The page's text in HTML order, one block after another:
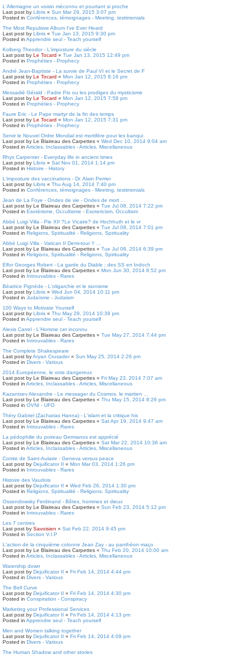
L'Allemagne un voisin méconnu et pourtant si proche
Last post by Libris « Sun Mar 29, 2015 3:07 pm
Posted in Conférences, témoignages - Meeting, testimonials
The Most Repulsive Album I've Ever Heard
Last post by Libris « Tue Jan 13, 2015 9:30 pm
Posted in Apprendre seul - Teach yourself
Kolberg Theodor - L'imposture du siècle
Last post by Le Tocard « Tue Jan 13, 2015 12:49 pm
Posted in Prophéties - Prophecy
André Jean-Baptiste - La survie de Paul VI et le Secret de F
Last post by Le Tocard « Mon Jan 12, 2015 8:16 pm
Posted in Prophéties - Prophecy
Messadié Gérald - Padre Pio ou les prodiges du mysticisme
Last post by Le Tocard « Mon Jan 12, 2015 7:58 pm
Posted in Prophéties - Prophecy
Faure Eric - Le Pape martyr de la fin des temps
Last post by Le Tocard « Mon Jan 12, 2015 7:31 pm
Posted in Prophéties - Prophecy
Servir le Nouvel Ordre Mondial est mortifère pour les banqui
Last post by Le Blaireau des Carpettes « Wed Dec 10, 2014 9:04 am
Posted in Articles, Inclassables - Articles, Miscellaneous
Rhys Carpenter - Everyday life in ancient times
Last post by Libris « Sat Nov 01, 2014 1:14 pm
Posted in Histoire - History
L'imposture des vaccinations - Dr. Alain Perrier
Last post by Libris « Thu Aug 14, 2014 7:40 pm
Posted in Conférences, témoignages - Meeting, testimonials
Jean de La Foye - Ondes de vie - Ondes de mort ...
Last post by Le Blaireau des Carpettes « Tue Jul 08, 2014 7:22 pm
Posted in Esotérisme, Occultisme - Esotericism, Occultism
Abbé Luigi Villa - Pie XII ?Le Vicaire? de Hochhuth et le vr
Last post by Le Blaireau des Carpettes « Tue Jul 08, 2014 7:01 pm
Posted in Religions, Spiritualité - Religions, Spirituality
Abbé Luigi Villa - Vatican II Demi-tour !! ...
Last post by Le Blaireau des Carpettes « Tue Jul 08, 2014 6:39 pm
Posted in Religions, Spiritualité - Religions, Spirituality
Elfor Georges Robert - La garde du Diable ; des SS en Indoch
Last post by Le Blaireau des Carpettes « Mon Jun 30, 2014 8:52 pm
Posted in Introuvables - Rares
Béatrice Pignède - L'oligarchie et le sionisme
Last post by Libris « Wed Jun 04, 2014 10:11 pm
Posted in Judaïsme - Judaism
100 Ways to Motivate Yourself
Last post by Libris « Thu May 29, 2014 10:39 pm
Posted in Apprendre seul - Teach yourself
Alexis Carrel - L'Homme cet inconnu
Last post by Le Blaireau des Carpettes « Tue May 27, 2014 7:44 pm
Posted in Introuvables - Rares
The Complete Shakespeare
Last post byAryan Crusader« Sun May 25, 2014 2:26 pm
Posted in Divers - Various
2014 Européenne, le vote dangereux
Last post by Le Blaireau des Carpettes « Fri May 23, 2014 7:07 am
Posted in Articles, Inclassables - Articles, Miscellaneous
Kazantsev Alexandre - Le messager du Cosmos, le martien ...
Last post by Le Blaireau des Carpettes « Thu May 15, 2014 8:26 pm
Posted in OVNI - UFO
Théry Gabriel (Zacharias Hanna) - L'islam et la critique his
Last post by Le Blaireau des Carpettes « Sat Apr 19, 2014 9:47 am
Posted in Introuvables - Rares
La pédophilie du poireau Germanos est apprécié
Last post by Le Blaireau des Carpettes « Sat Mar 22, 2014 10:36 am
Posted in Articles, Inclassables - Articles, Miscellaneous
Comte de Saint-Aulaire - Geneva versus peace
Last post by Dejuificator II « Mon Mar 03, 2014 1:26 pm
Posted in Introuvables - Rares
Histoire des Vaudois
Last post by Dejuificator II « Wed Feb 26, 2014 1:30 pm
Posted in Religions, Spiritualité - Religions, Spirituality
Ossendowsky Ferdinand - Bêtes, hommes et dieux
Last post by Le Blaireau des Carpettes « Sun Feb 23, 2014 5:12 pm
Posted in Introuvables - Rares
Les 7 centres
Last post by Savoisien « Sat Feb 22, 2014 9:45 pm
Posted in Section V.I.P
L'action de la cinquième colonne Jean Zay - au panthéon maço
Last post by Le Blaireau des Carpettes « Thu Feb 20, 2014 10:00 am
Posted in Articles, Inclassables - Articles, Miscellaneous
Watership down
Last post by Dejuificator II « Fri Feb 14, 2014 4:44 pm
Posted in Divers - Various
The Bell Curve
Last post by Dejuificator II « Fri Feb 14, 2014 4:30 pm
Posted in Conspiration - Conspiracy
Marketing your Professional Services
Last post by Dejuificator II « Fri Feb 14, 2014 4:13 pm
Posted in Apprendre seul - Teach yourself
Men and Women talking together
Last post by Dejuificator II « Fri Feb 14, 2014 4:09 pm
Posted in Divers - Various
The Human Shadow and other stories